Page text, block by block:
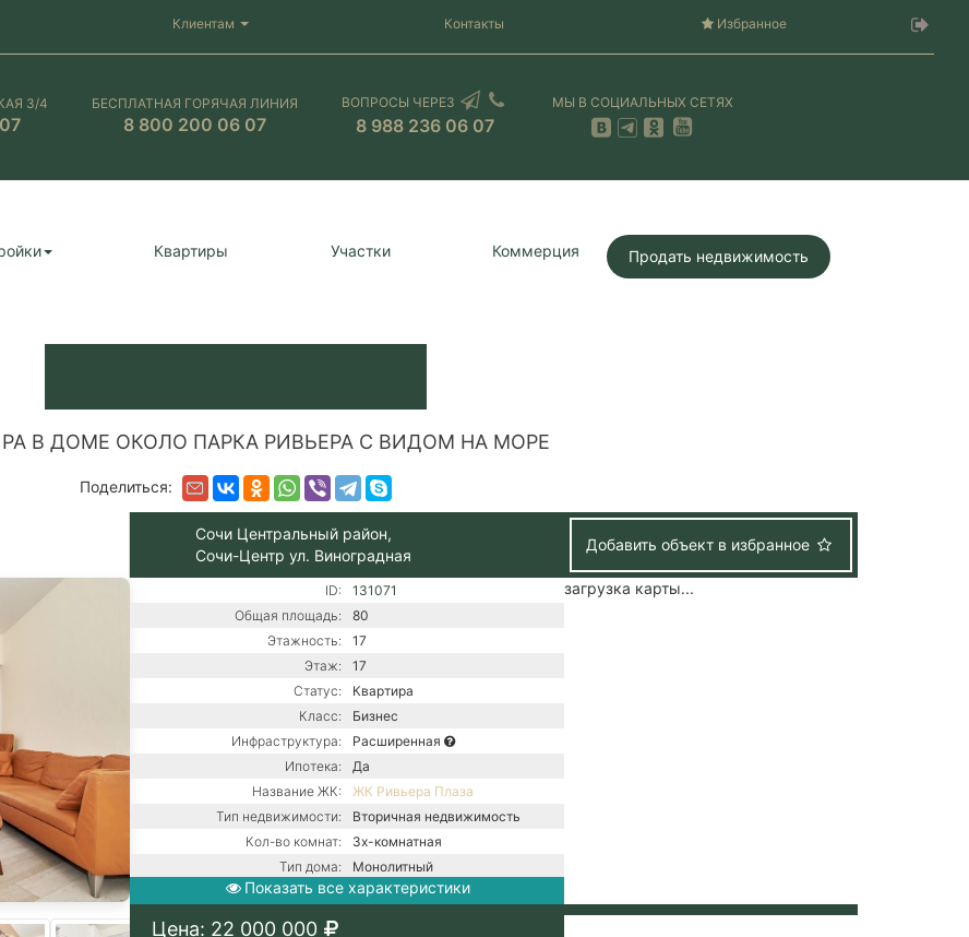
Клиентам Контакты Избранное
3/4 БЕСПЛАТНАЯ ГОРЯЧАЯ ЛИНИЯ
8 800 200 06 07
ВОПРОСЫ ЧЕРЕЗ
8 988 236 06 07
МЫ В СОЦИАЛЬНЫХ СЕТЯХ
Квартиры Участки Коммерция Продать недвижимость
В ДОМЕ ОКОЛО ПАРКА РИВЬЕРА С ВИДОМ НА МОРЕ
Поделиться:
Сочи Центральный район,
Сочи-Центр ул. Виноградная
Добавить объект в избранное
ID:
131071
Общая площадь:
80
Этажность:
17
Этаж:
17
Статус:
Квартира
Класс:
Бизнес
Инфраструктура:
Расширенная
Ипотека:
Да
Название ЖК:
ЖК Ривьера Плаза
Тип недвижимости:
Вторичная недвижимость
Кол-во комнат:
3х-комнатная
Тип дома:
Монолитный
Ремонт:
С ремонтом
Показать все характеристики
загрузка карты...
Цена: 22 000 000